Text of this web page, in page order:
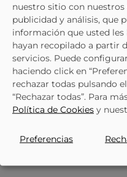
HISPAFLEX
Sandalias De Tacón HISPAFLEX
En Color Dorado Para Mujer
35,95 € 39,95 €
nuestro sitio con nuestros
publicidad y análisis, que
información que usted
hayan recopilado a partir
servicios. Puede
haciendo click en
rechazar todas pulsando
“Rechazar todas”. Para
Política de Cookies y
Preferencias